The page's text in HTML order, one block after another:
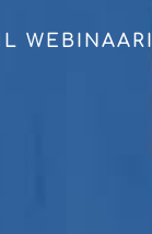
WEBINAARI